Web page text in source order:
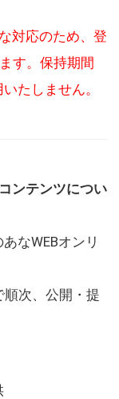
対応のため、登
す。保持期間
たしません。
ンテンツについ
なWEBオンリ
次、公開・提